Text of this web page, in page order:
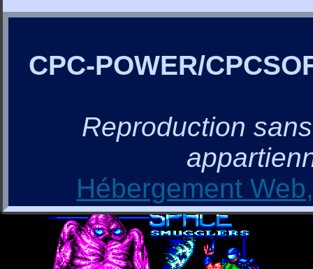
CPC-POWER/
Reproduction
Hébergement